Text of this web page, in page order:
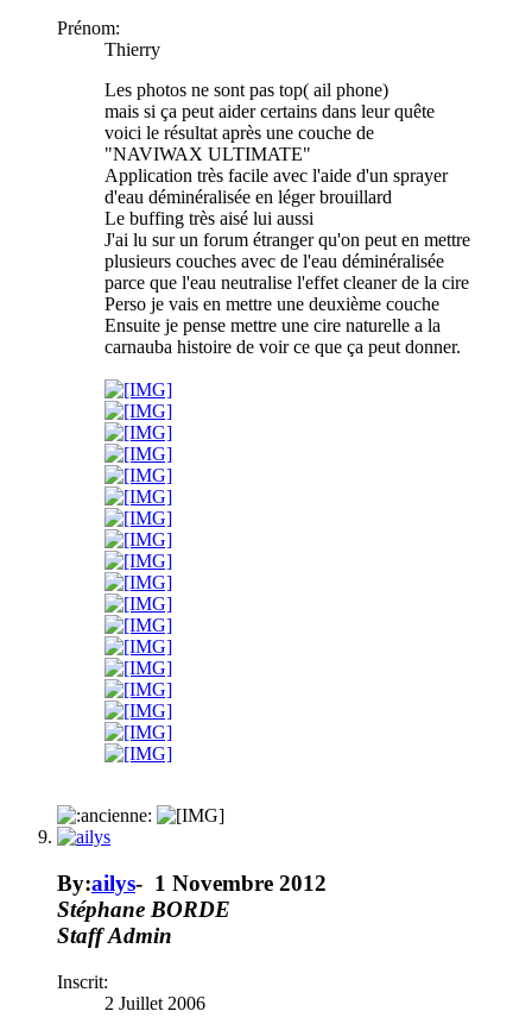
Prénom:
Thierry
Les photos ne sont pas top( ail phone)
mais si ça peut aider certains dans leur quête
voici le résultat après une couche de
"NAVIWAX ULTIMATE"
Application très facile avec l'aide d'un sprayer
d'eau déminéralisée en léger brouillard
Le buffing très aisé lui aussi
J'ai lu sur un forum étranger qu'on peut en mettre
plusieurs couches avec de l'eau déminéralisée
parce que l'eau neutralise l'effet cleaner de la cire
Perso je vais en mettre une deuxième couche
Ensuite je pense mettre une cire naturelle a la
carnauba histoire de voir ce que ça peut donner.
By:ailys- 1 Novembre 2012
Stéphane BORDE
Staff Admin
Inscrit:
2 Juillet 2006